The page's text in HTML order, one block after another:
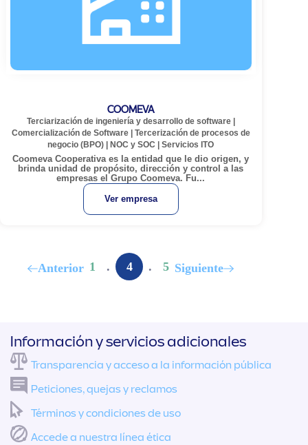
COOMEVA
Terciarización de ingeniería y desarrollo de software|
Comercialización de Software| Tercerización de procesos de
negocio (BPO)
NOC y SOC |Servicios ITO
Coomeva Cooperativa es la entidad que le dio origen, y
brinda unidad de propósito, dirección y control a las
empresas el Grupo Coomeva. Fu...
Ver empresa
Anterior 1 . 4 . 5 Siguiente
Información y servicios adicionales
Transparencia y acceso a la información pública
Peticiones, quejas y reclamos
Términos y condiciones de uso
Accede a nuestra línea ética